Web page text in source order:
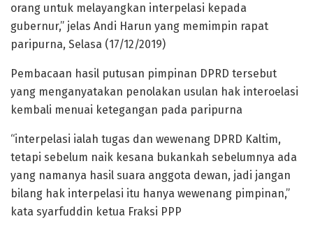
orang untuk melayangkan interpelasi kepada
gubernur,” jelas Andi Harun yang memimpin rapat
paripurna, Selasa (17/12/2019)
Pembacaan hasil putusan pimpinan DPRD tersebut
yang menganyatakan penolakan usulan hak interoelasi
kembali menuai ketegangan pada paripurna
“interpelasi ialah tugas dan wewenang DPRD Kaltim,
tetapi sebelum naik kesana bukankah sebelumnya ada
yang namanya hasil suara anggota dewan, jadi jangan
bilang hak interpelasi itu hanya wewenang pimpinan,”
kata syarfuddin ketua Fraksi PPP